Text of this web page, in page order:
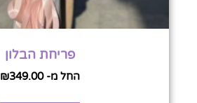
פריחת הבלון
החל מ- ₪349.00